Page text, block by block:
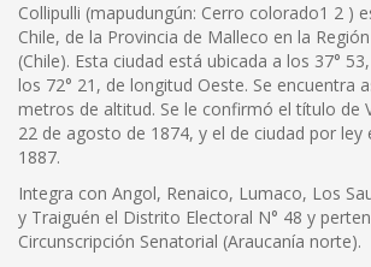
Collipulli (mapudungún: Cerro colorado1 2 )
Chile, de la Provincia de Malleco en la
(Chile). Esta ciudad está ubicada a los 37°
los 72° 21, de longitud Oeste. Se encuentra
metros de altitud. Se le confirmó el título de
22 de agosto de 1874, y el de ciudad por ley
1887.
Integra con Angol, Renaico, Lumaco, Los
y Traiguén el Distrito Electoral N° 48 y
Circunscripción Senatorial (Araucanía norte).